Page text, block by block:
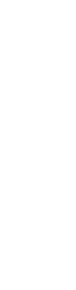
indoor
mais aussi
de loisirs
au frais.
sorties cinéma
la
de détente
plus chaudes.